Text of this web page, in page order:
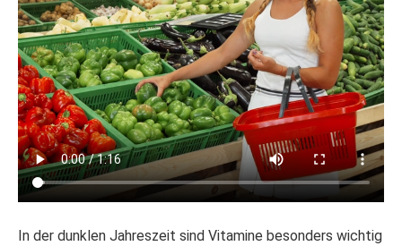
In der dunklen Jahreszeit sind Vitamine besonders wichtig